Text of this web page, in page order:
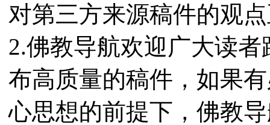
对第三方来源稿件的观
2.佛教导航欢迎广大读
布高质量的稿件，如果
心思想的前提下，佛教